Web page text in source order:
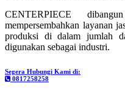
CENTERPIECE
mempersembahkan layanan
produksi di dalam jumlah
digunakan sebagai industri.
Segera Hubungi Kami di:
0817258258